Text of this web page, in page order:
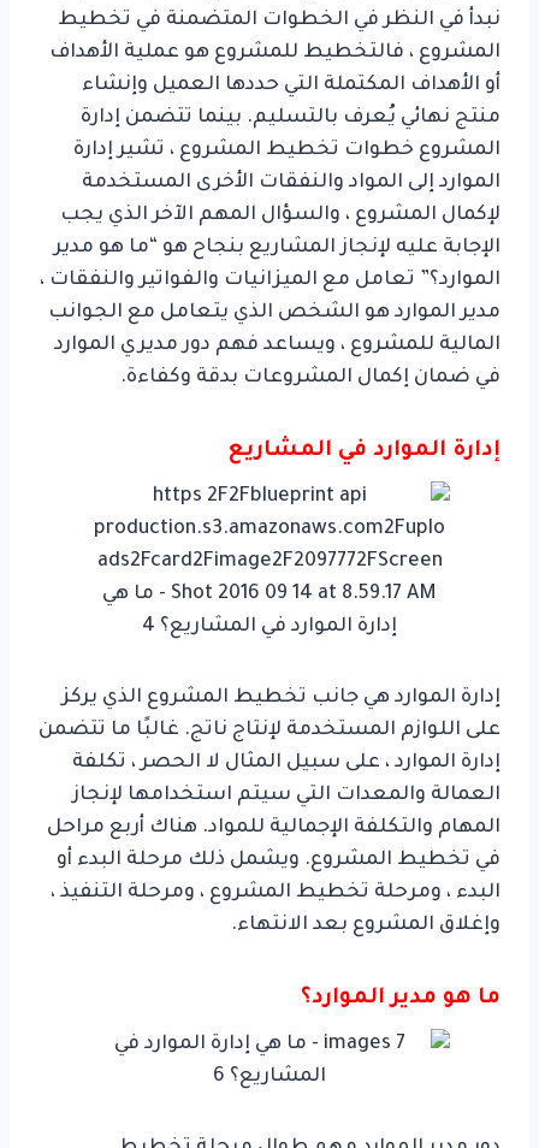
نبدأ في النظر في الخطوات المتضمنة في تخطيط
المشروع ، فالتخطيط للمشروع هو عملية الأهداف
أو الأهداف المكتملة التي حددها العميل وإنشاء
منتج نهائي يُعرف بالتسليم. بينما تتضمن إدارة
المشروع خطوات تخطيط المشروع ، تشير إدارة
الموارد إلى المواد والنفقات الأخرى المستخدمة
لإكمال المشروع ، والسؤال المهم الآخر الذي يجب
الإجابة عليه لإنجاز المشاريع بنجاح هو “ما هو مدير
الموارد؟” تعامل مع الميزانيات والفواتير والنفقات ،
مدير الموارد هو الشخص الذي يتعامل مع الجوانب
المالية للمشروع ، ويساعد فهم دور مديري الموارد
في ضمان إكمال المشروعات بدقة وكفاءة.
إدارة الموارد في المشاريع
إدارة الموارد هي جانب تخطيط المشروع الذي يركز
على اللوازم المستخدمة لإنتاج ناتج. غالبًا ما تتضمن
إدارة الموارد ، على سبيل المثال لا الحصر ، تكلفة
العمالة والمعدات التي سيتم استخدامها لإنجاز
المهام والتكلفة الإجمالية للمواد. هناك أربع مراحل
في تخطيط المشروع. ويشمل ذلك مرحلة البدء أو
البدء ، ومرحلة تخطيط المشروع ، ومرحلة التنفيذ ،
وإغلاق المشروع بعد الانتهاء.
ما هو مدير الموارد؟